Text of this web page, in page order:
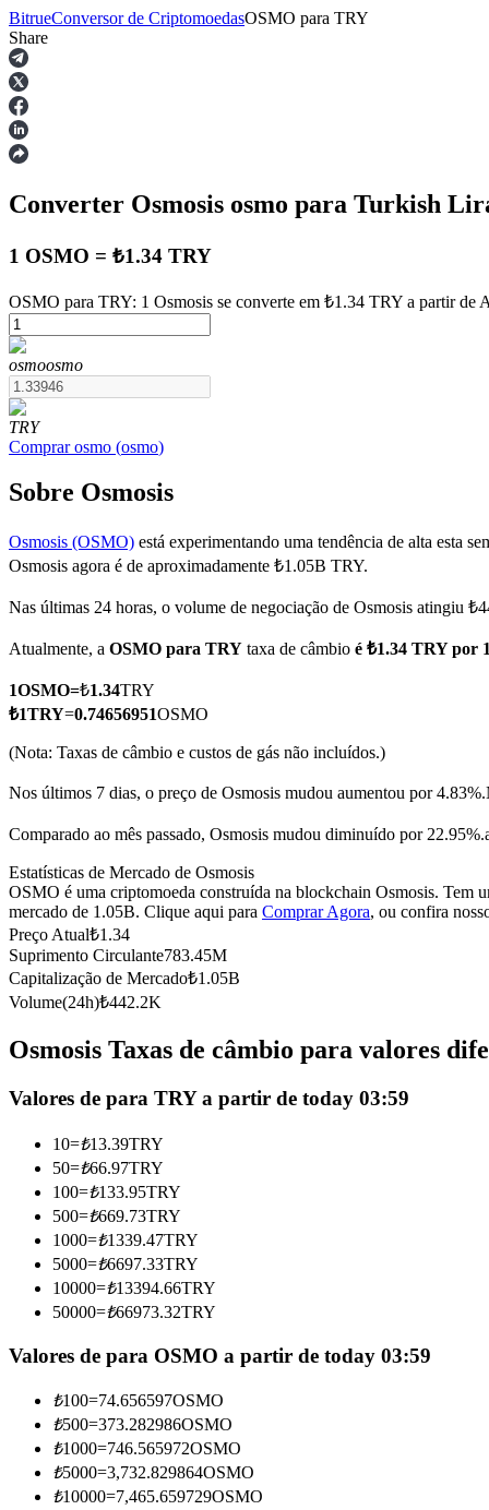
Futuros
Futuros usando USDT como garantia
TradFi
Derivativos de ações, câmbio, metais preciosos e commodities
Futuros de USDC
Futuros usando USDC como garantia
Copiar Trading
Junte-se aos principais traders
Torne-se um Trader de Cópias
BitrueConversor de CriptomoedasOSMO para TRY
Share
Converter Osmosis osmo para Turkish
1 OSMO = ₺1.34 TRY
OSMO para TRY: 1 Osmosis se converte em ₺1.34 TRY a partir de
osmoosmo
TRY
Comprar osmo (osmo)
Sobre Osmosis
Osmosis (OSMO) está experimentando uma tendência de alta esta
Osmosis agora é de aproximadamente ₺1.05B TRY.
Nas últimas 24 horas, o volume de negociação de Osmosis atingiu
Atualmente, a OSMO para TRY taxa de câmbio é ₺1.34 TRY por
1OSMO=₺1.34TRY
₺1TRY=0.74656951OSMO
(Nota: Taxas de câmbio e custos de gás não incluídos.)
Nos últimos 7 dias, o preço de Osmosis mudou aumentou por 4.83%.
Comparado ao mês passado, Osmosis mudou diminuído por
Estatísticas de Mercado de Osmosis
OSMO é uma criptomoeda construída na blockchain Osmosis. Tem
mercado de 1.05B. Clique aqui para Comprar Agora, ou confira
Preço Atual₺1.34
Suprimento Circulante783.45M
Capitalização de Mercado₺1.05B
Volume(24h)₺442.2K
Osmosis Taxas de câmbio para valores
Valores de para TRY a partir de today 03:59
10=₺13.39TRY
50=₺66.97TRY
100=₺133.95TRY
500=₺669.73TRY
1000=₺1339.47TRY
5000=₺6697.33TRY
10000=₺13394.66TRY
50000=₺66973.32TRY
Valores de para OSMO a partir de today 03:59
₺100=74.656597OSMO
₺500=373.282986OSMO
₺1000=746.565972OSMO
₺5000=3,732.829864OSMO
₺10000=7,465.659729OSMO